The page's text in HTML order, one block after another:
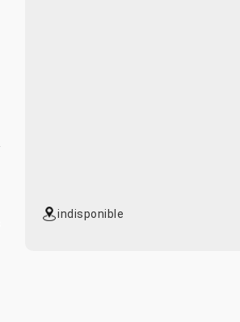
indisponible